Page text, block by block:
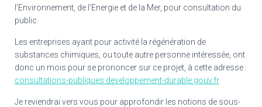
l’Environnement, de l’Energie et de la Mer, pour consultation du
public.
Les entreprises ayant pour activité la régénération de
substances chimiques, ou toute autre personne intéressée, ont
donc un mois pour se prononcer sur ce projet, à cette adresse :
consultations-publiques.developpement-durable.gouv.fr
​Je reviendrai vers vous pour approfondir les notions de sous-